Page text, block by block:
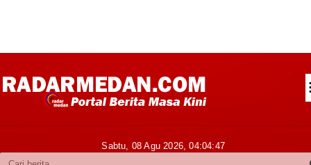
Kabupaten Karo
Sabtu, 08 Agu 2026,04:04:49